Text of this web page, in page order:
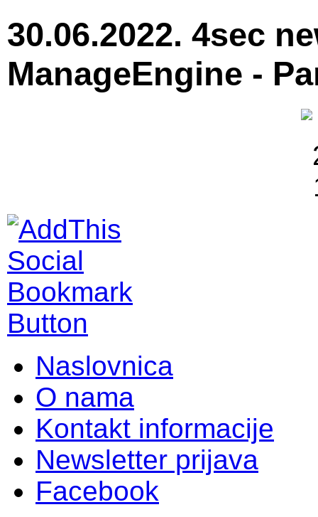
30.06.2022. 4sec
ManageEngine -
Naslovnica
O nama
Kontakt informacije
Newsletter prijava
Facebook